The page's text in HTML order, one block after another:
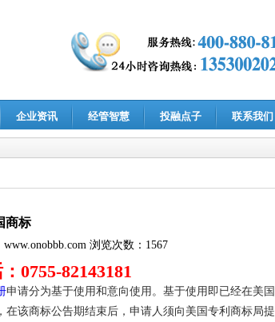
企业资讯 经管智慧 投融点子 联系我们
商标
www.onobbb.com 浏览次数：1567
0755-82143181
申请分为基于使用和意向使用。基于使用即已经在美国
该商标公告期结束后，申请人须向美国专利商标局提